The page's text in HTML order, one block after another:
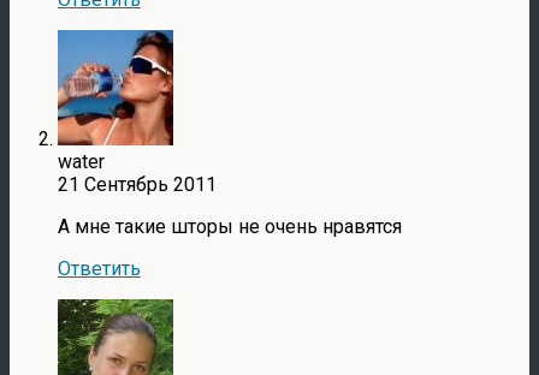
water
21 Сентябрь 2011
А мне такие шторы не очень нравятся
Ответить